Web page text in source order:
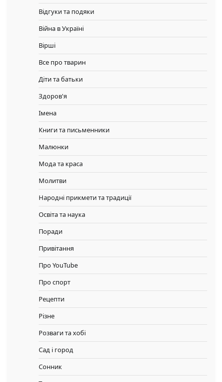
Відгуки та подяки
Війна в Україні
Вірші
Все про тварин
Діти та батьки
Здоров'я
Імена
Книги та письменники
Малюнки
Мода та краса
Молитви
Народні прикмети та традиції
Освіта та наука
Поради
Привітання
Про YouTube
Про спорт
Рецепти
Різне
Розваги та хобі
Сад і город
Сонник